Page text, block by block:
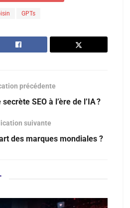
GPTs
précédente
SEO à l’ère de l’IA ?
suivante
des marques mondiales ?